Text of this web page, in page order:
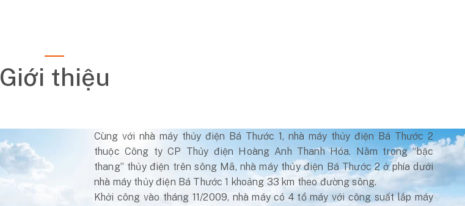
Giới thiệu
Cùng với nhà máy thủy điện Bá Thước 1, nhà máy thủy điện Bá Thước 2
thuộc Công ty CP Thủy điện Hoàng Anh Thanh Hóa. Nằm trong “bậc
thang” thủy điện trên sông Mã, nhà máy thủy điện Bá Thước 2 ở phía dưới
nhà máy thủy điện Bá Thước 1 khoảng 33 km theo đường sông.
Khởi công vào tháng 11/2009, nhà máy có 4 tổ máy với công suất lắp máy